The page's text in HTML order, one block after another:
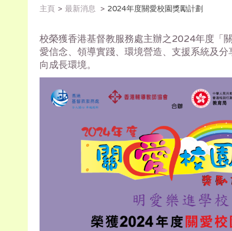
主頁 最新消息 2024年度關愛校園獎勵計劃
校榮獲香港基督教服務處主辦之2024年度「
愛信念、領導實踐、環境營造、 支援系統及分
向成長環境。